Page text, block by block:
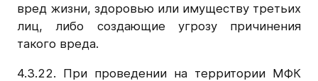
вред жизни, здоровью или имуществу третьих
лиц, либо создающие угрозу причинения
такого вреда.
4.3.22. При проведении на территории МФК